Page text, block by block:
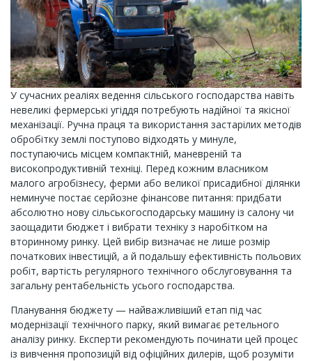
У сучасних реаліях ведення сільського господарства навіть
невеликі фермерські угіддя потребують надійної та якісної
механізації. Ручна праця та використання застарілих методів
обробітку землі поступово відходять у минуле,
поступаючись місцем компактній, маневреній та
високопродуктивній техніці. Перед кожним власником
малого агробізнесу, ферми або великої присадибної ділянки
неминуче постає серйозне фінансове питання: придбати
абсолютно нову сільськогосподарську машину із салону чи
заощадити бюджет і вибрати техніку з наробітком на
вторинному ринку. Цей вибір визначає не лише розмір
початкових інвестицій, а й подальшу ефективність польових
робіт, вартість регулярного технічного обслуговування та
загальну рентабельність усього господарства.
Планування бюджету — найважливіший етап під час
модернізації технічного парку, який вимагає ретельного
аналізу ринку. Експерти рекомендують починати цей процес
із вивчення пропозицій від офіційних дилерів, щоб розуміти